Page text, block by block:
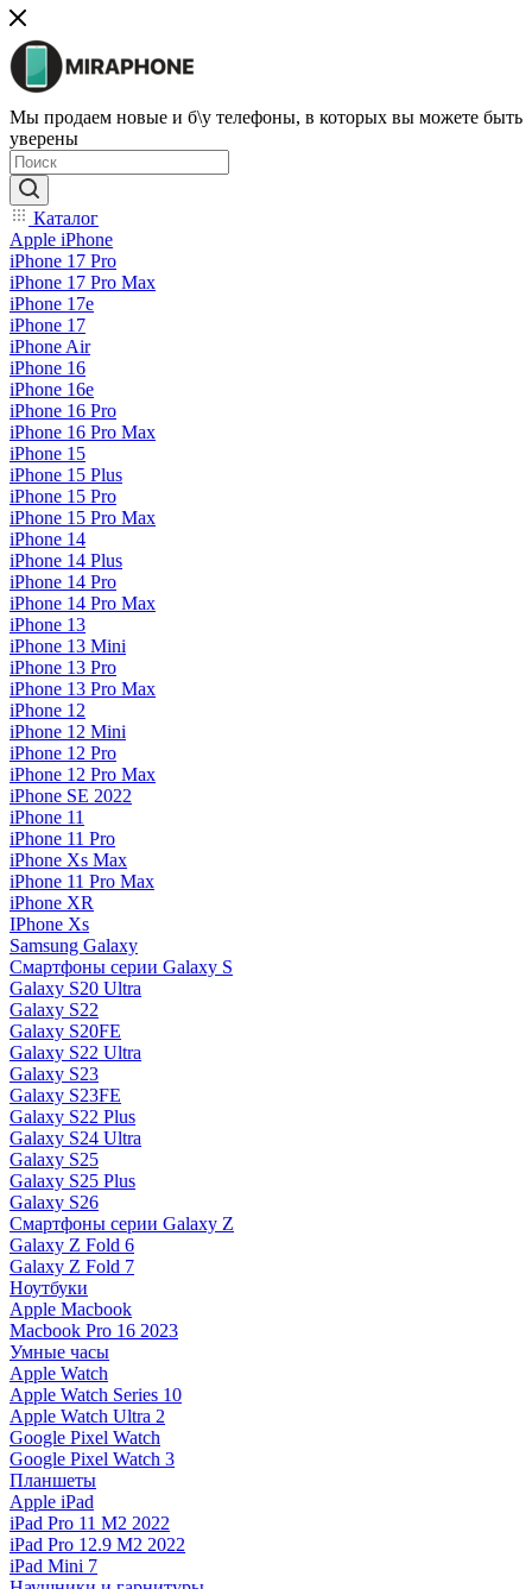
Мы продаем новые и б\у телефоны, в которых вы можете быть
уверены
Каталог
Apple iPhone
iPhone 17 Pro
iPhone 17 Pro Max
iPhone 17e
iPhone 17
iPhone Air
iPhone 16
iPhone 16e
iPhone 16 Pro
iPhone 16 Pro Max
iPhone 15
iPhone 15 Plus
iPhone 15 Pro
iPhone 15 Pro Max
iPhone 14
iPhone 14 Plus
iPhone 14 Pro
iPhone 14 Pro Max
iPhone 13
iPhone 13 Mini
iPhone 13 Pro
iPhone 13 Pro Max
iPhone 12
iPhone 12 Mini
iPhone 12 Pro
iPhone 12 Pro Max
iPhone SE 2022
iPhone 11
iPhone 11 Pro
iPhone Xs Max
iPhone 11 Pro Max
iPhone XR
IPhone Xs
Samsung Galaxy
Смартфоны серии Galaxy S
Galaxy S20 Ultra
Galaxy S22
Galaxy S20FE
Galaxy S22 Ultra
Galaxy S23
Galaxy S23FE
Galaxy S22 Plus
Galaxy S24 Ultra
Galaxy S25
Galaxy S25 Plus
Galaxy S26
Смартфоны серии Galaxy Z
Galaxy Z Fold 6
Galaxy Z Fold 7
Ноутбуки
Apple Macbook
Macbook Pro 16 2023
Умные часы
Apple Watch
Apple Watch Series 10
Apple Watch Ultra 2
Google Pixel Watch
Google Pixel Watch 3
Планшеты
Apple iPad
iPad Pro 11 M2 2022
iPad Pro 12.9 M2 2022
iPad Mini 7